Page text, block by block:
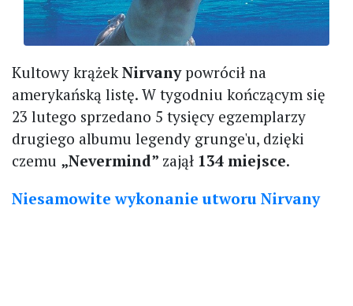
Kultowy krążek Nirvanypowrócił na
amerykańską listę. W tygodniu kończącym się
23 lutego sprzedano 5 tysięcy egzemplarzy
drugiego albumu legendy grunge'u, dzięki
czemu „Nevermind” zajął 134 miejsce.
Niesamowite wykonanie utworu Nirvany